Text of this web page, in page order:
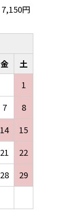
7,150円
金
土
1
7
8
14
15
21
22
28
29